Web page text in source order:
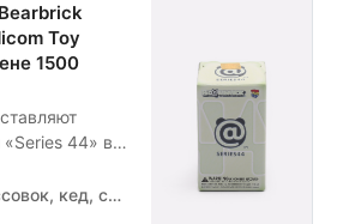
Toy
1500
«Series 44» в
Продажа кроссовок, кед, спортивной обуви и одежды в интернет магазине Sneakerhead